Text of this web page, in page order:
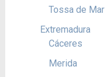
Tossa de Mar
Extremadura
Cáceres
Merida